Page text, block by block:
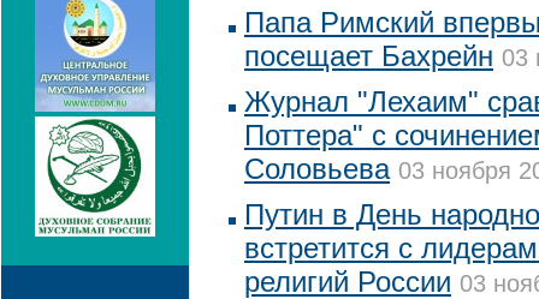
Папа Римский
посещает Бахрейн 03
Журнал "Лехаим"
Поттера" с
Соловьева 03 ноября
Путин в День
встретится с
религий России 03